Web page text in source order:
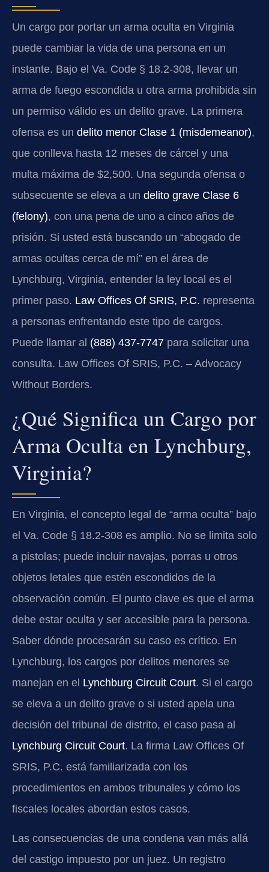
Un cargo por portar un arma oculta en Virginia
puede cambiar la vida de una persona en un
instante. Bajo el Va. Code § 18.2-308, llevar un
arma de fuego escondida u otra arma prohibida sin
un permiso válido es un delito grave. La primera
ofensa es un delito menor Clase 1 (misdemeanor),
que conlleva hasta 12 meses de cárcel y una
multa máxima de $2,500. Una segunda ofensa o
subsecuente se eleva a un delito grave Clase 6
(felony), con una pena de uno a cinco años de
prisión. Si usted está buscando un “abogado de
armas ocultas cerca de mí” en el área de
Lynchburg, Virginia, entender la ley local es el
primer paso. Law Offices Of SRIS, P.C. representa
a personas enfrentando este tipo de cargos.
Puede llamar al (888) 437-7747 para solicitar una
consulta. Law Offices Of SRIS, P.C. – Advocacy
Without Borders.
¿Qué Significa un Cargo por
Arma Oculta en Lynchburg,
Virginia?
En Virginia, el concepto legal de “arma oculta” bajo
el Va. Code § 18.2-308 es amplio. No se limita solo
a pistolas; puede incluir navajas, porras u otros
objetos letales que estén escondidos de la
observación común. El punto clave es que el arma
debe estar oculta y ser accesible para la persona.
Saber dónde procesarán su caso es crítico. En
Lynchburg, los cargos por delitos menores se
manejan en el Lynchburg Circuit Court. Si el cargo
se eleva a un delito grave o si usted apela una
decisión del tribunal de distrito, el caso pasa al
Lynchburg Circuit Court. La firma Law Offices Of
SRIS, P.C. está familiarizada con los
procedimientos en ambos tribunales y cómo los
fiscales locales abordan estos casos.
Las consecuencias de una condena van más allá
del castigo impuesto por un juez. Un registro